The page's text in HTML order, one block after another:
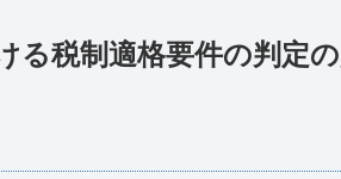
税制適格要件の判定